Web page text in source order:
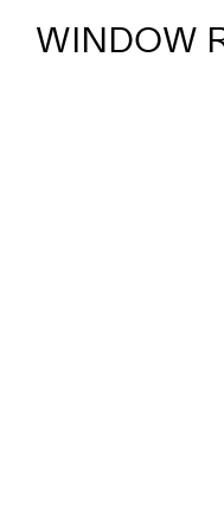
WINDOW